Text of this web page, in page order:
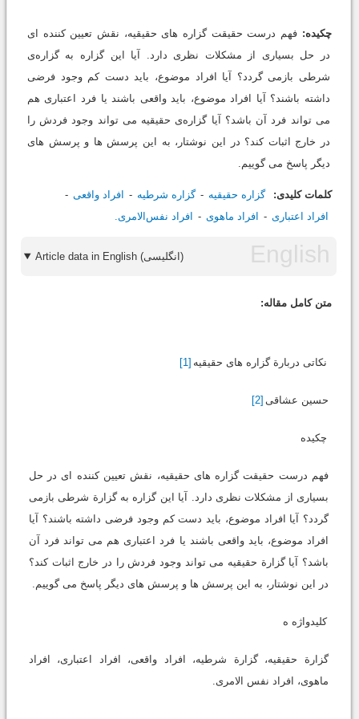
چکیده: فهم درست حقیقت گزاره های حقیقیه، نقش تعیین کننده ای
در حل بسیاری از مشکلات نظری دارد. آیا این گزاره به گزاره‌ی
شرطی بازمی گردد؟ آیا افراد موضوع، باید دست کم وجود فرضی
داشته باشند؟ آیا افراد موضوع، باید واقعی باشند یا فرد اعتباری هم
می تواند فرد آن باشد؟ آیا گزاره‌ی حقیقیه می تواند وجود فردش را
در خارج اثبات کند؟ در این نوشتار، به این پرسش ها و پرسش های
دیگر پاسخ می گوییم.
کلمات کلیدی: گزاره حقیقیه گزاره شرطیه
افراد واقعی
افراد اعتباری
افراد ماهوی افراد نفس‌الامری.
Article data in English (انگلیسی)
متن کامل مقاله:
نکاتی دربارة گزاره های حقیقیه [1]
حسین عشاقی [2]
چکیده
فهم درست حقیقت گزاره های حقیقیه، نقش تعیین کننده ای در حل
بسیاری از مشکلات نظری دارد. آیا این گزاره به گزارة شرطی بازمی
گردد؟ آیا افراد موضوع، باید دست کم وجود فرضی داشته باشند؟ آیا
افراد موضوع، باید واقعی باشند یا فرد اعتباری هم می تواند فرد آن
باشد؟ آیا گزارة حقیقیه می تواند وجود فردش را در خارج اثبات کند؟
در این نوشتار، به این پرسش ها و پرسش های دیگر پاسخ می گوییم.
کلیدواژه ه
گزارة حقیقیه، گزارة شرطیه، افراد واقعی، افراد اعتباری، افراد
ماهوی، افراد نفس الامری.